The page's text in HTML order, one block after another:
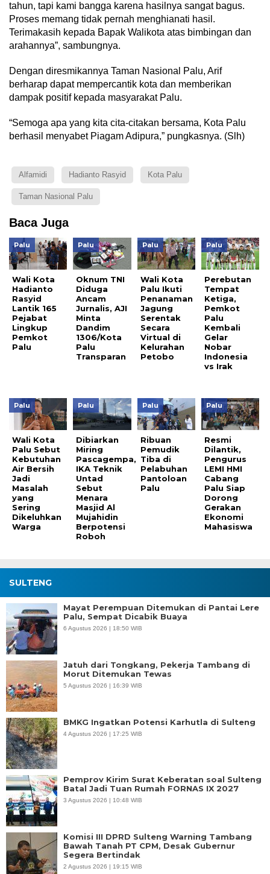
tahun, tapi kami bangga karena hasilnya sangat bagus.
Proses memang tidak pernah menghianati hasil.
Terimakasih kepada Bapak Walikota atas bimbingan dan
arahannya”, sambungnya.
Dengan diresmikannya Taman Nasional Palu, Arif
berharap dapat mempercantik kota dan memberikan
dampak positif kepada masyarakat Palu.
“Semoga apa yang kita cita-citakan bersama, Kota Palu
berhasil menyabet Piagam Adipura,” pungkasnya. (Slh)
Alfamidi Hadianto Rasyid Kota Palu
Taman Nasional Palu
Baca Juga
Palu
Wali Kota
Hadianto
Rasyid
Lantik 165
Pejabat
Lingkup
Pemkot
Palu
Palu
Oknum TNI
Diduga
Ancam
Jurnalis, AJI
Minta
Dandim
1306/Kota
Palu
Transparan
Palu
Wali Kota
Palu Ikuti
Penanaman
Jagung
Serentak
Secara
Virtual di
Kelurahan
Petobo
Palu
Perebutan
Tempat
Ketiga,
Pemkot
Palu
Kembali
Gelar
Nobar
Indonesia
vs Irak
Palu
Wali Kota
Palu Sebut
Kebutuhan
Air Bersih
Jadi
Masalah
yang
Sering
Dikeluhkan
Warga
Palu
Dibiarkan
Miring
Pascagempa,
IKA Teknik
Untad
Sebut
Menara
Masjid Al
Mujahidin
Berpotensi
Roboh
Palu
Ribuan
Pemudik
Tiba di
Pelabuhan
Pantoloan
Palu
Palu
Resmi
Dilantik,
Pengurus
LEMI HMI
Cabang
Palu Siap
Dorong
Gerakan
Ekonomi
Mahasiswa
SULTENG
Mayat Perempuan Ditemukan di Pantai Lere
Palu, Sempat Dicabik Buaya
6 Agustus 2026 | 18:50 WIB
Jatuh dari Tongkang, Pekerja Tambang di
Morut Ditemukan Tewas
5 Agustus 2026 | 16:39 WIB
BMKG Ingatkan Potensi Karhutla di Sulteng
4 Agustus 2026 | 17:25 WIB
Pemprov Kirim Surat Keberatan soal Sulteng
Batal Jadi Tuan Rumah FORNAS IX 2027
3 Agustus 2026 | 10:48 WIB
Komisi III DPRD Sulteng Warning Tambang
Bawah Tanah PT CPM, Desak Gubernur
Segera Bertindak
2 Agustus 2026 | 19:15 WIB